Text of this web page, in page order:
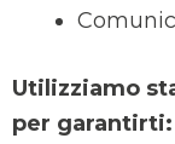
Utilizziamo
per garantirti: